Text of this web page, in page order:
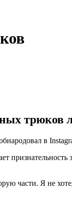
трюков
в
Я не